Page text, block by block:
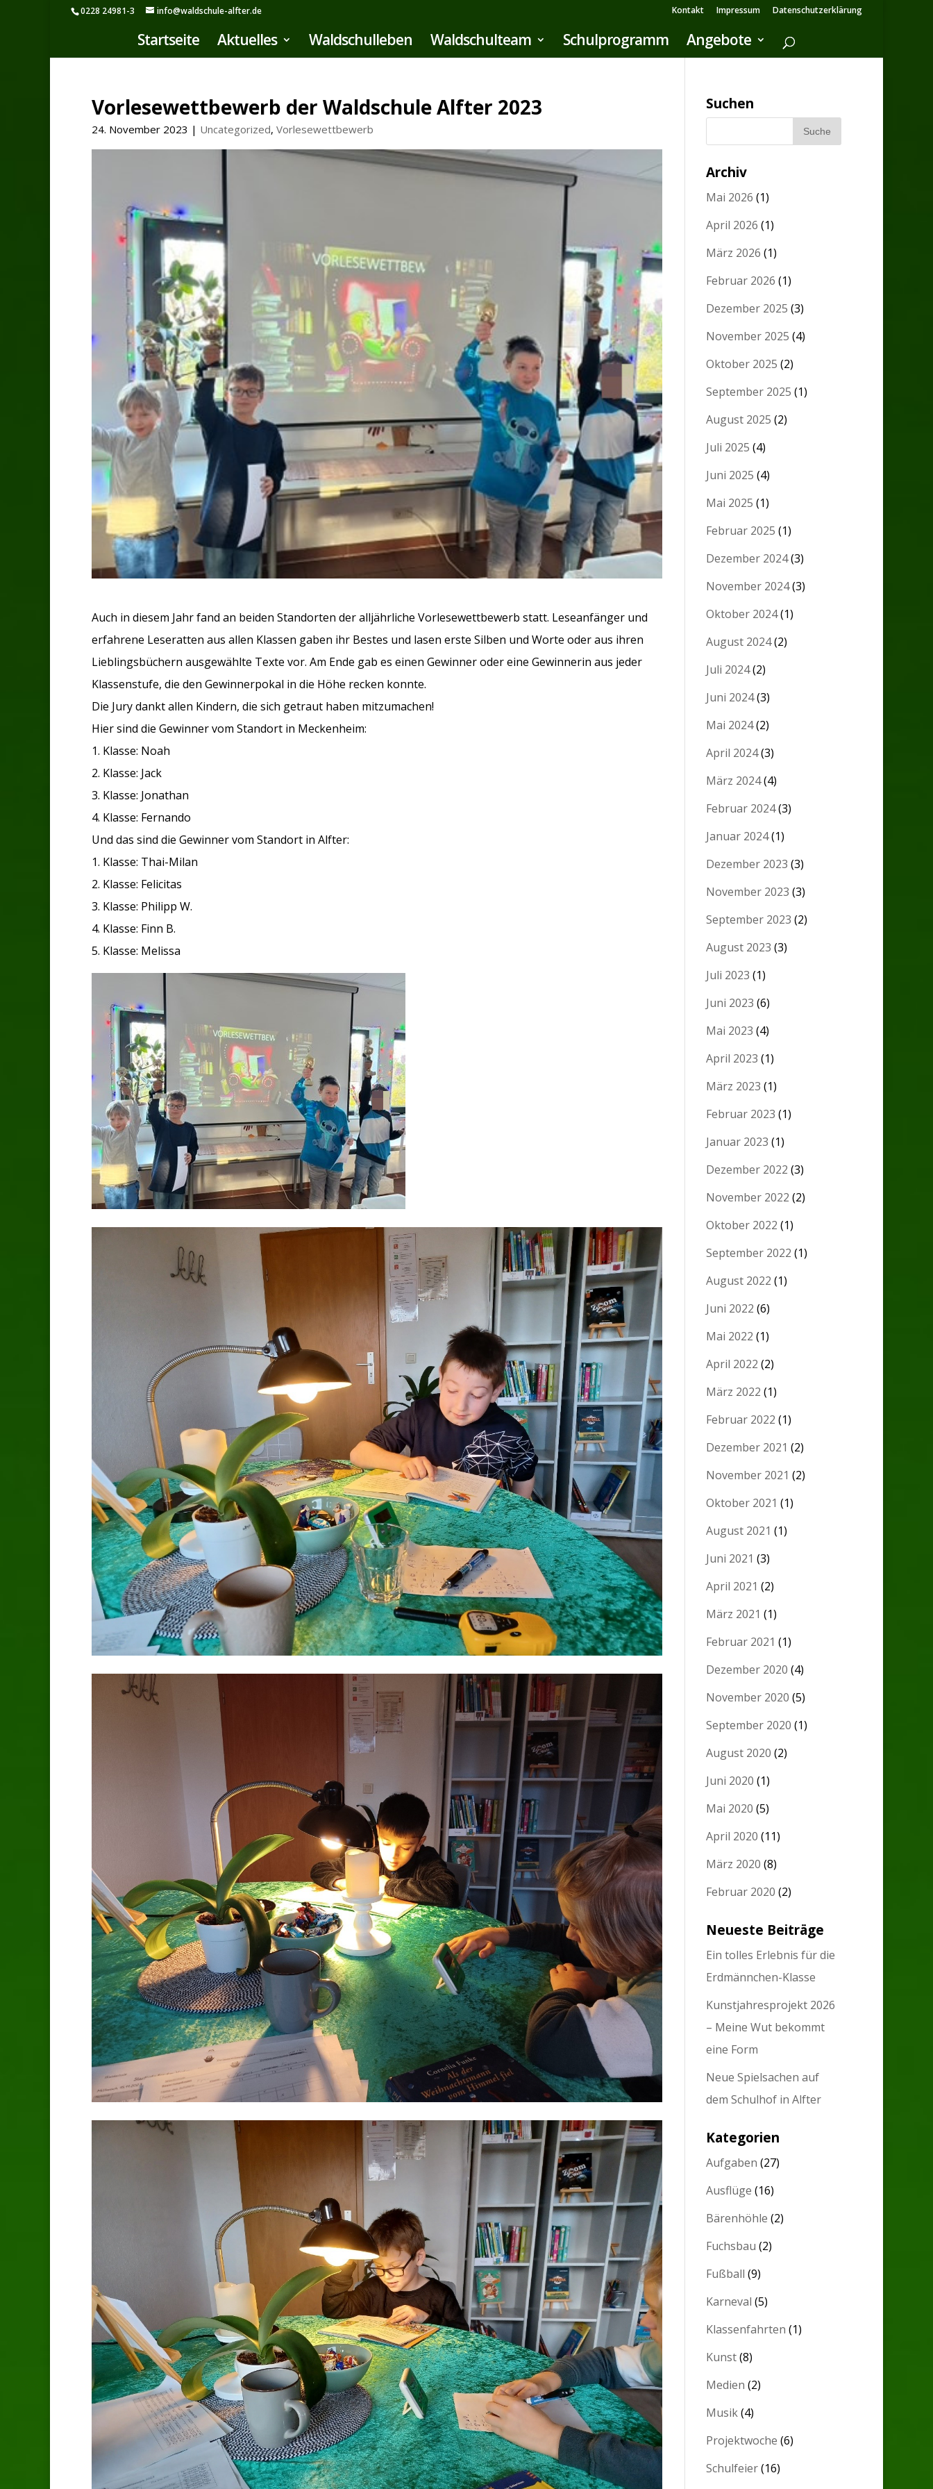
0228 24981-3 info@waldschule-alfter.de Kontakt Impressum Datenschutzerklärung
Startseite Aktuelles Waldschulleben Waldschulteam Schulprogramm Angebote
Vorlesewettbewerb der Waldschule Alfter 2023
24. November 2023 | Uncategorized, Vorlesewettbewerb
Auch in diesem Jahr fand an beiden Standorten der alljährliche Vorlesewettbewerb statt. Leseanfänger und
erfahrene Leseratten aus allen Klassen gaben ihr Bestes und lasen erste Silben und Worte oder aus ihren
Lieblingsbüchern ausgewählte Texte vor. Am Ende gab es einen Gewinner oder eine Gewinnerin aus jeder
Klassenstufe, die den Gewinnerpokal in die Höhe recken konnte.
Die Jury dankt allen Kindern, die sich getraut haben mitzumachen!
Hier sind die Gewinner vom Standort in Meckenheim:
1. Klasse: Noah
2. Klasse: Jack
3. Klasse: Jonathan
4. Klasse: Fernando
Und das sind die Gewinner vom Standort in Alfter:
1. Klasse: Thai-Milan
2. Klasse: Felicitas
3. Klasse: Philipp W.
4. Klasse: Finn B.
5. Klasse: Melissa
Suchen
Archiv
Mai 2026 (1)
April 2026 (1)
März 2026 (1)
Februar 2026 (1)
Dezember 2025 (3)
November 2025 (4)
Oktober 2025 (2)
September 2025 (1)
August 2025 (2)
Juli 2025 (4)
Juni 2025 (4)
Mai 2025 (1)
Februar 2025 (1)
Dezember 2024(3)
November 2024(3)
Oktober 2024(1)
August 2024(2)
Juli 2024(2)
Juni 2024(3)
Mai 2024(2)
April 2024(3)
März 2024(4)
Februar 2024(3)
Januar 2024(1)
Dezember 2023 (3)
November 2023 (3)
September 2023 (2)
August 2023 (3)
Juli 2023 (1)
Juni 2023 (6)
Mai 2023 (4)
April 2023 (1)
März 2023 (1)
Februar 2023 (1)
Januar 2023 (1)
Dezember 2022 (3)
November 2022 (2)
Oktober 2022 (1)
September 2022 (1)
August 2022 (1)
Juni 2022 (6)
Mai 2022 (1)
April 2022 (2)
März 2022 (1)
Februar 2022 (1)
Dezember 2021 (2)
November 2021 (2)
Oktober 2021 (1)
August 2021 (1)
Juni 2021 (3)
April 2021 (2)
März 2021 (1)
Februar 2021 (1)
Dezember 2020 (4)
November 2020 (5)
September 2020 (1)
August 2020 (2)
Juni 2020 (1)
Mai 2020 (5)
April 2020 (11)
März 2020 (8)
Februar 2020 (2)
Neueste Beiträge
Ein tolles Erlebnis für die
Erdmännchen-Klasse
Kunstjahresprojekt 2026
– Meine Wut bekommt
eine Form
Neue Spielsachen auf
dem Schulhof in Alfter
Kategorien
Aufgaben (27)
Ausflüge (16)
Bärenhöhle (2)
Fuchsbau (2)
Fußball (9)
Karneval (5)
Klassenfahrten (1)
Kunst(8)
Medien (2)
Musik(4)
Projektwoche (6)
Schulfeier(16)